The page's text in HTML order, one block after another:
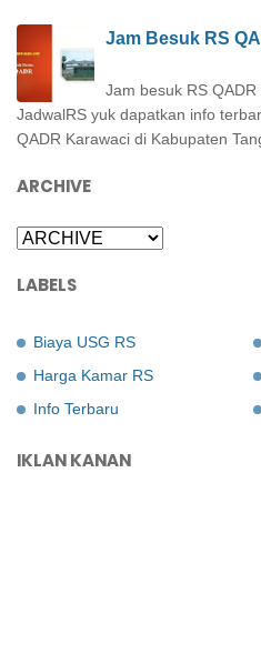
Jam Besuk RS
Jam besuk RS
JadwalRS yuk dapatkan info
QADR Karawaci di Kabupaten
ARCHIVE
LABELS
Biaya USG RS
Harga Kamar RS
Info Terbaru
IKLAN KANAN